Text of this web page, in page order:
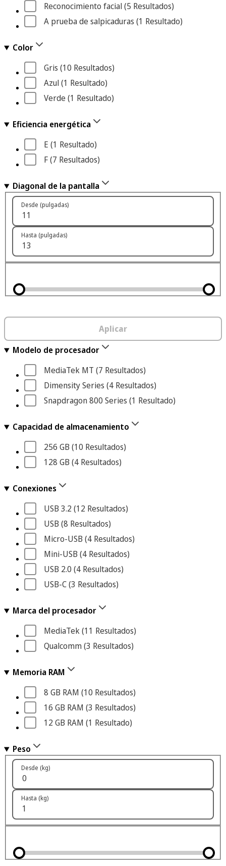
Reconocimiento facial (5 Resultados)
A prueba de salpicaduras (1 Resultado)
Color
Gris (10 Resultados)
Azul (1 Resultado)
Verde (1 Resultado)
Eficiencia energética
E (1 Resultado)
F (7 Resultados)
Diagonal de la pantalla
Desde (pulgadas)
Hasta (pulgadas)
Aplicar
Modelo de procesador
MediaTek MT (7 Resultados)
Dimensity Series (4 Resultados)
Snapdragon 800 Series (1 Resultado)
Capacidad de almacenamiento
256 GB (10 Resultados)
128 GB (4 Resultados)
Conexiones
USB 3.2 (12 Resultados)
USB (8 Resultados)
Micro-USB (4 Resultados)
Mini-USB (4 Resultados)
USB 2.0 (4 Resultados)
USB-C (3 Resultados)
Marca del procesador
MediaTek (11 Resultados)
Qualcomm (3 Resultados)
Memoria RAM
8 GB RAM (10 Resultados)
16 GB RAM (3 Resultados)
12 GB RAM (1 Resultado)
Peso
Desde (kg)
Hasta (kg)